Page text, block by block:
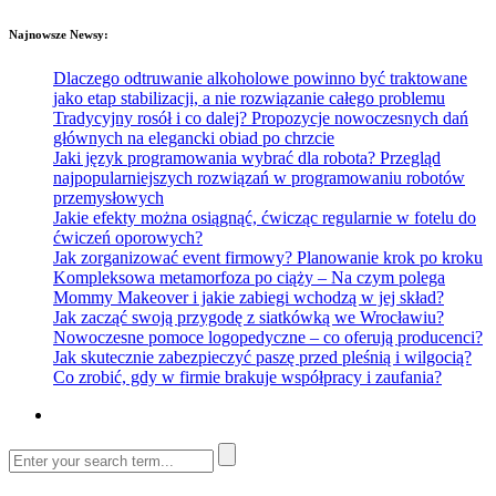
Najnowsze Newsy:
Dlaczego odtruwanie alkoholowe powinno być traktowane
jako etap stabilizacji, a nie rozwiązanie całego problemu
Tradycyjny rosół i co dalej? Propozycje nowoczesnych dań
głównych na elegancki obiad po chrzcie
Jaki język programowania wybrać dla robota? Przegląd
najpopularniejszych rozwiązań w programowaniu robotów
przemysłowych
Jakie efekty można osiągnąć, ćwicząc regularnie w fotelu do
ćwiczeń oporowych?
Jak zorganizować event firmowy? Planowanie krok po kroku
Kompleksowa metamorfoza po ciąży – Na czym polega
Mommy Makeover i jakie zabiegi wchodzą w jej skład?
Jak zacząć swoją przygodę z siatkówką we Wrocławiu?
Nowoczesne pomoce logopedyczne – co oferują producenci?
Jak skutecznie zabezpieczyć paszę przed pleśnią i wilgocią?
Co zrobić, gdy w firmie brakuje współpracy i zaufania?